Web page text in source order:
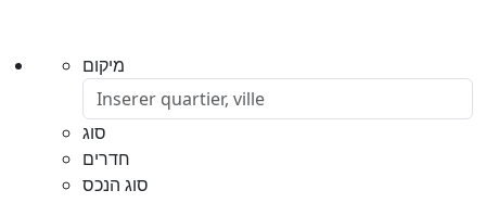
מיקום
סוג
חדרים
סוג הנכס